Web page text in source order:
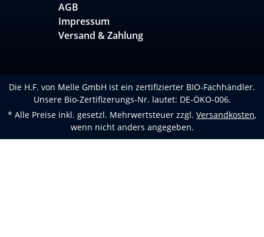
AGB
Impressum
Versand & Zahlung
Die H.F. von Melle GmbH ist ein zertifizierter BIO-Fachhändler.
Unsere Bio-Zertifizerungs-Nr. lautet: DE-ÖKO-006.
* Alle Preise inkl. gesetzl. Mehrwertsteuer zzgl. Versandkosten,
wenn nicht anders angegeben.